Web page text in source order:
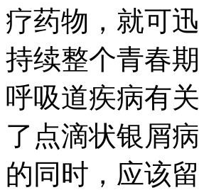
疗药物，就可
持续整个青春
呼吸道疾病有
了点滴状银屑
的同时，应该